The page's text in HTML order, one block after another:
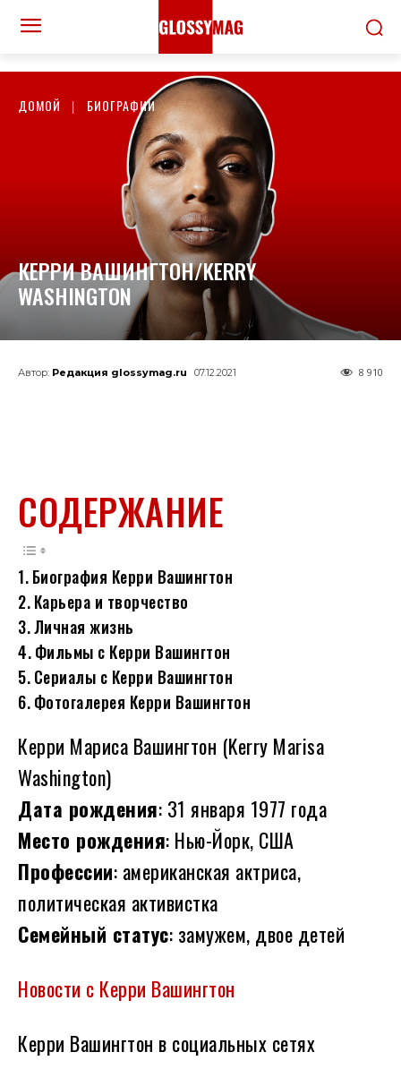
ДОМОЙ БИОГРАФИИ
КЕРРИ ВАШИНГТОН/KERRY
WASHINGTON
Автор: Редакция glossymag.ru 07.12.2021 8 910
СОДЕРЖАНИЕ
Биография Керри Вашингтон
Карьера и творчество
Личная жизнь
Фильмы с Керри Вашингтон
Сериалы с Керри Вашингтон
Фотогалерея Керри Вашингтон
Керри Мариса Вашингтон (Kerry Marisa
Washington)
Дата рождения: 31 января 1977 года
Место рождения: Нью-Йорк, США
Профессии: американская актриса,
политическая активистка
Семейный статус: замужем, двое детей
Новости с Керри Вашингтон
Керри Вашингтон в социальных сетях